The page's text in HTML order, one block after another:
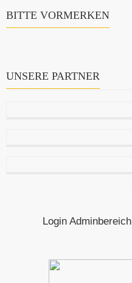
BITTE VORMERKEN
UNSERE PARTNER
Login Adminbereich